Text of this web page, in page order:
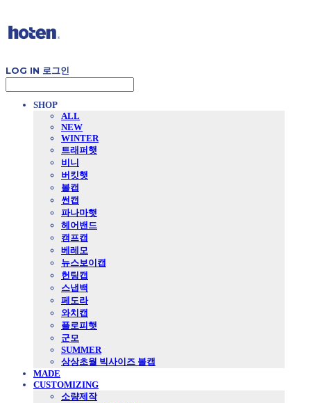
LOG IN 로그인
SHOP
ALL
NEW
WINTER
트래퍼햇
비니
버킷햇
볼캡
썬캡
파나마햇
헤어밴드
캠프캡
베레모
뉴스보이캡
헌팅캡
스냅백
페도라
와치캡
플로피햇
군모
SUMMER
상상초월 빅사이즈 볼캡
MADE
CUSTOMIZING
소량제작